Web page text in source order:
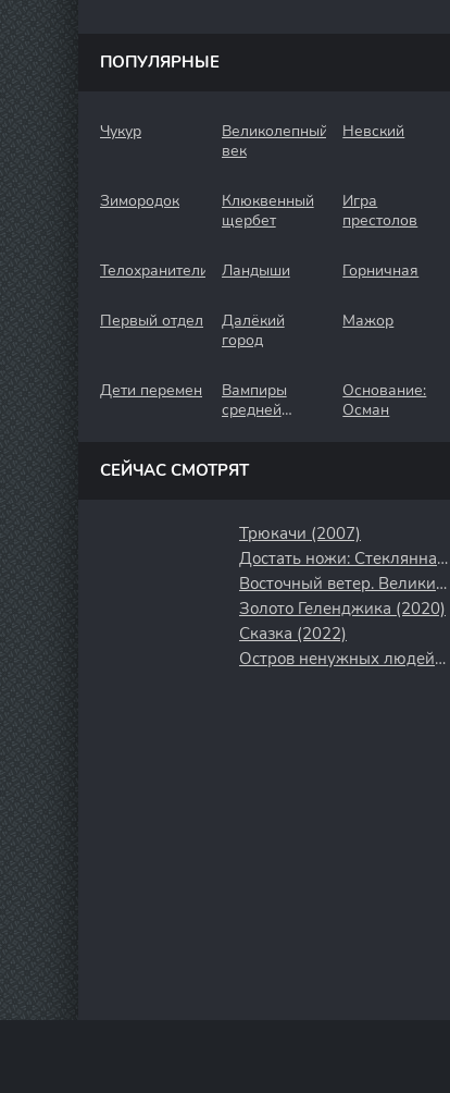
ПОПУЛЯРНЫЕ
Чукур
Великолепный
век
Невский
Зимородок
Клюквенный
щербет
Игра
престолов
Телохранители Ландыши Горничная
Первый отдел
Далёкий
город
Мажор
Дети перемен
Вампиры
средней
Основание:
Осман
СЕЙЧАС СМОТРЯТ
Трюкачи (2007)
Достать ножи: Стеклянная луковица (2022)
Восточный ветер. Великий ураган (2021)
Золото Геленджика (2020)
Сказка (2022)
Остров ненужных людей (2011)